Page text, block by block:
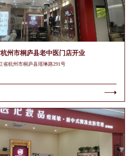
州市桐庐县老中医门店开业
省杭州市桐庐县瑶琳路291号